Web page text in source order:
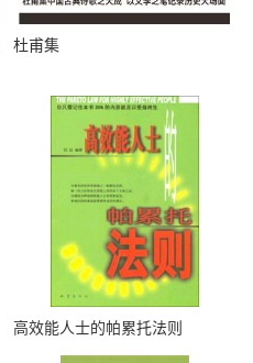
杜甫集
高效能人士的帕累托法则